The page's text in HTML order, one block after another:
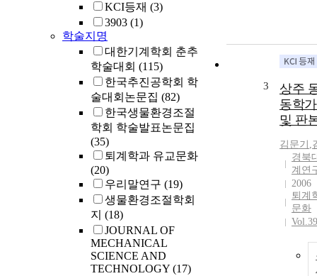
KCI등재 (3)
3903 (1)
학술지명
대한기계학회 춘추
학술대회 (115)
한국추진공학회 학
술대회논문집 (82)
한국생물환경조절
학회 학술발표논문집
(35)
퇴계학과 유교문화
(20)
우리말연구 (19)
생물환경조절학회
지 (18)
JOURNAL OF
MECHANICAL
SCIENCE AND
TECHNOLOGY (17)
3
상주
동학
및 판
김문기 ,
경북
계연
2006
퇴계
문화